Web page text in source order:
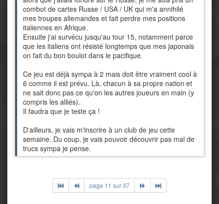
combot de cartes Russe / USA / UK qui m'a annihilé
mes troupes allemandes et fait perdre mes positions
italiennes en Afrique.
Ensuite j'ai survécu jusqu'au tour 15, notamment parce
que les italiens ont résisté longtemps que mes japonais
on fait du bon boulot dans le pacifique.
Ce jeu est déjà sympa à 2 mais doit être vraiment cool à
6 comme il est prévu. Là, chacun à sa propre nation et
ne sait donc pas ce qu'on les autres joueurs en main (y
compris les alliés).
Il faudra que je teste ça !
D'ailleurs, je vais m'inscrire à un club de jeu cette
semaine. Du coup, je vais pouvoir découvrir pas mal de
trucs sympa je pense.
page 11 sur 37